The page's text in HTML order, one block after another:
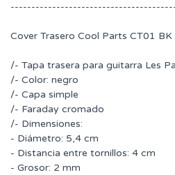
Cover Trasero Cool Parts CT01 BK
/- Tapa trasera para guitarra Les
/- Color: negro
/- Capa simple
/- Faraday cromado
/- Dimensiones:
- Diámetro: 5,4 cm
- Distancia entre tornillos: 4 cm
- Grosor: 2 mm